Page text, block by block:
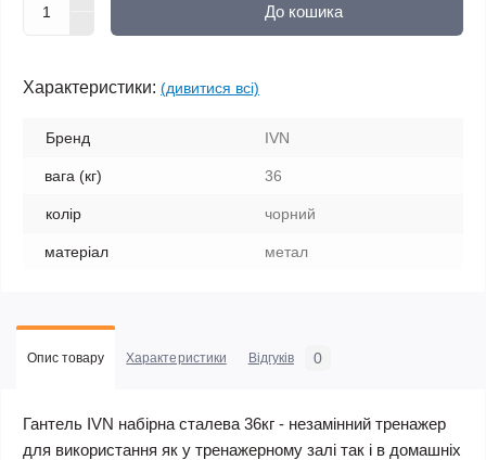
До кошика
Характеристики: (дивитися всі)
Бренд IVN
вага (кг) 36
колір чорний
матеріал метал
Опис товару Характеристики Відгуків 0
Гантель IVN набірна сталева 36кг - незамінний тренажер
для використання як у тренажерному залі так і в домашніх